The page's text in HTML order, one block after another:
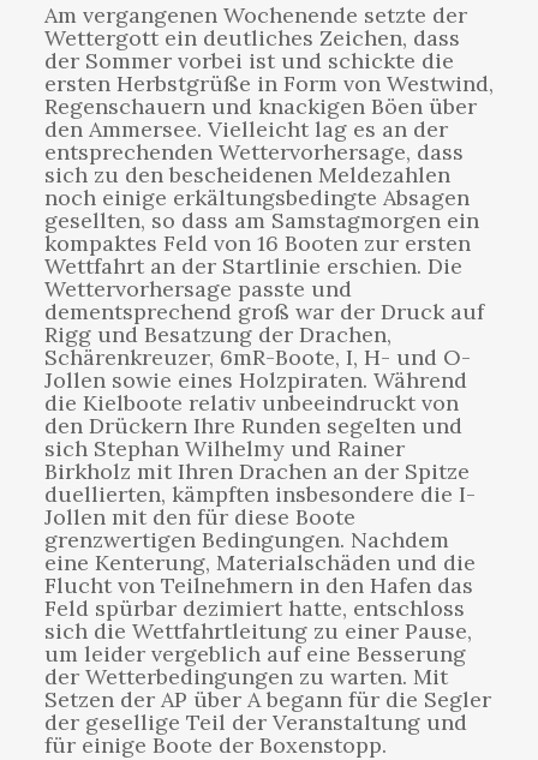
Am vergangenen Wochenende setzte der
Wettergott ein deutliches Zeichen, dass
der Sommer vorbei ist und schickte die
ersten Herbstgrüße in Form von Westwind,
Regenschauern und knackigen Böen über
den Ammersee. Vielleicht lag es an der
entsprechenden Wettervorhersage, dass
sich zu den bescheidenen Meldezahlen
noch einige erkältungsbedingte Absagen
gesellten, so dass am Samstagmorgen ein
kompaktes Feld von 16 Booten zur ersten
Wettfahrt an der Startlinie erschien. Die
Wettervorhersage passte und
dementsprechend groß war der Druck auf
Rigg und Besatzung der Drachen,
Schärenkreuzer, 6mR-Boote, I, H- und O-
Jollen sowie eines Holzpiraten. Während
die Kielboote relativ unbeeindruckt von
den Drückern Ihre Runden segelten und
sich Stephan Wilhelmy und Rainer
Birkholz mit Ihren Drachen an der Spitze
duellierten, kämpften insbesondere die I-
Jollen mit den für diese Boote
grenzwertigen Bedingungen. Nachdem
eine Kenterung, Materialschäden und die
Flucht von Teilnehmern in den Hafen das
Feld spürbar dezimiert hatte, entschloss
sich die Wettfahrtleitung zu einer Pause,
um leider vergeblich auf eine Besserung
der Wetterbedingungen zu warten. Mit
Setzen der AP über A begann für die Segler
der gesellige Teil der Veranstaltung und
für einige Boote der Boxenstopp.